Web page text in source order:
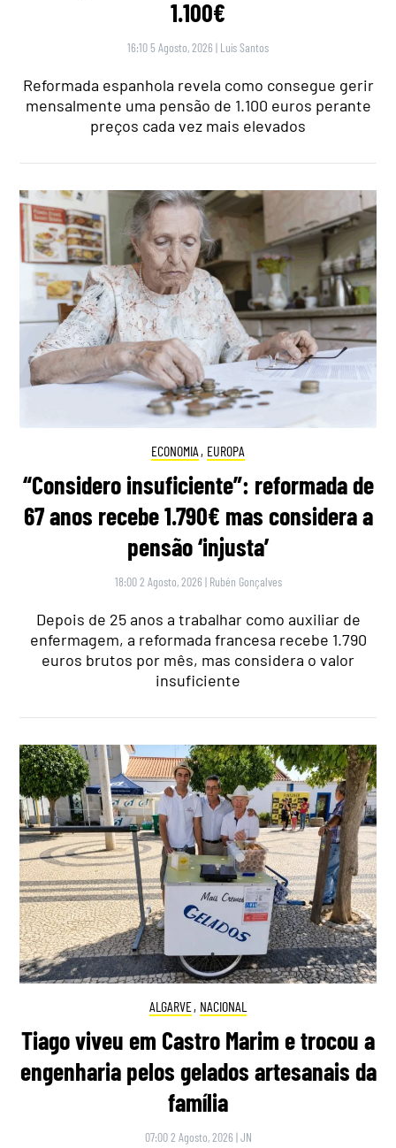
1.100€
16:10 5 Agosto, 2026 | Luís Santos
Reformada espanhola revela como consegue gerir
mensalmente uma pensão de 1.100 euros perante
preços cada vez mais elevados
ECONOMIA , EUROPA
“Considero insuficiente”: reformada de
67 anos recebe 1.790€ mas considera a
pensão ‘injusta’
18:00 2 Agosto, 2026 | Rubén Gonçalves
Depois de 25 anos a trabalhar como auxiliar de
enfermagem, a reformada francesa recebe 1.790
euros brutos por mês, mas considera o valor
insuficiente
ALGARVE, NACIONAL
Tiago viveu em Castro Marim e trocou a
engenharia pelos gelados artesanais da
família
07:00 2 Agosto, 2026 |JN